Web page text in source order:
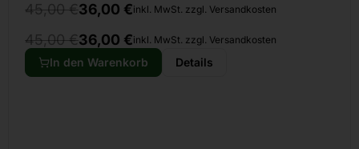
45,00 €36,00 €inkl. MwSt. zzgl. Versandkosten
45,00 €36,00 €inkl. MwSt. zzgl. Versandkosten
In den Warenkorb Details